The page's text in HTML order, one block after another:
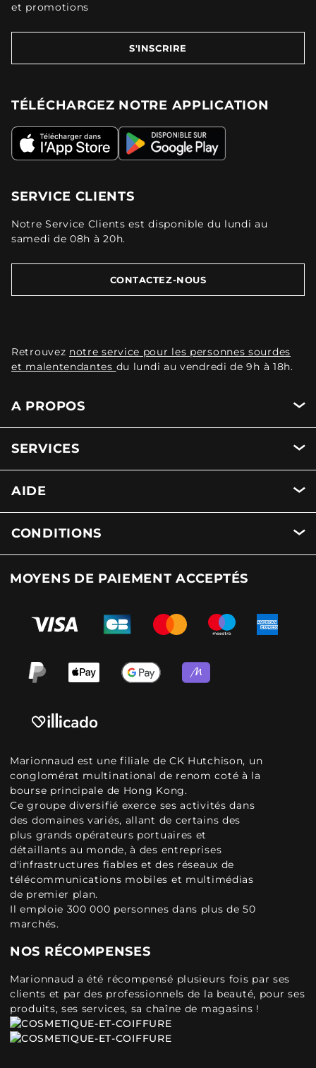
et promotions
S'INSCRIRE
TÉLÉCHARGEZ NOTRE APPLICATION
SERVICE CLIENTS
Notre Service Clients est disponible du lundi au
samedi de 08h à 20h.
CONTACTEZ-NOUS
Retrouvez notre service pour les personnes sourdes
et malentendantes du lundi au vendredi de 9h à 18h.
A PROPOS
SERVICES
AIDE
CONDITIONS
MOYENS DE PAIEMENT ACCEPTÉS
Marionnaud est une filiale de CK Hutchison, un
conglomérat multinational de renom coté à la
bourse principale de Hong Kong.
Ce groupe diversifié exerce ses activités dans
des domaines variés, allant de certains des
plus grands opérateurs portuaires et
détaillants au monde, à des entreprises
d'infrastructures fiables et des réseaux de
télécommunications mobiles et multimédias
de premier plan.
Il emploie 300 000 personnes dans plus de 50
marchés.
NOS RÉCOMPENSES
Marionnaud a été récompensé plusieurs fois par ses
clients et par des professionnels de la beauté, pour ses
produits, ses services, sa chaîne de magasins !